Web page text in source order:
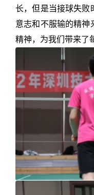
长，但是当接球失败
意志和不服输的精神
精神，为我们带来了